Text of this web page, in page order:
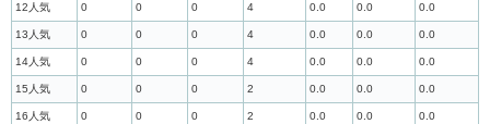
12人気 0 0 0 4 0.0 0.0 0.0
13人気 0 0 0 4 0.0 0.0 0.0
14人気 0 0 0 4 0.0 0.0 0.0
15人気 0 0 0 2 0.0 0.0 0.0
16人気 0 0 0 2 0.0 0.0 0.0